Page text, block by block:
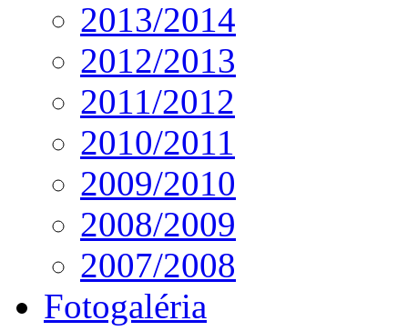
2013/2014
2012/2013
2011/2012
2010/2011
2009/2010
2008/2009
2007/2008
Fotogaléria